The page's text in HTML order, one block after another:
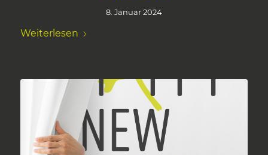
8. Januar 2024
Weiterlesen